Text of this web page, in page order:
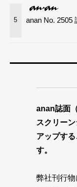
5 anan No. 2505
anan誌面
スクリー
アップす
す。
弊社刊行